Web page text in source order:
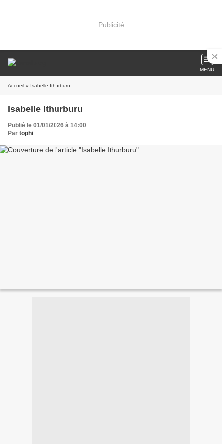
Publicité
MENU
Accueil » Isabelle Ithurburu
Isabelle Ithurburu
Publié le 01/01/2026 à 14:00
Par tophi